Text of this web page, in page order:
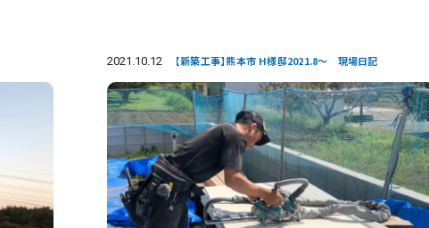
2021.10.12 【新築工事】熊本市 H様邸2021.8～ 現場日記